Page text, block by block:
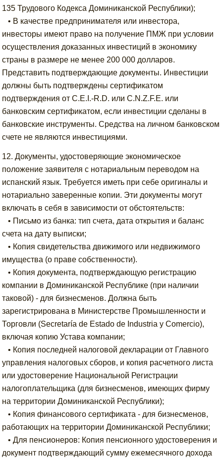
135 Трудового Кодекса Доминиканской Республики);
• В качестве предпринимателя или инвестора,
инвесторы имеют право на получение ПМЖ при условии
осуществления доказанных инвестиций в экономику
страны в размере не менее 200 000 долларов.
Представить подтверждающие документы. Инвестиции
должны быть подтверждены сертификатом
подтверждения от C.E.I.-R.D. или C.N.Z.F.E. или
банковским сертификатом, если инвестиции сделаны в
банковские инструменты. Средства на личном банковском
счете не являются инвестициями.
12. Документы, удостоверяющие экономическое
положение заявителя с нотариальным переводом на
испанский язык. Требуется иметь при себе оригиналы и
нотариально заверенные копии. Эти документы могут
включать в себя в зависимости от обстоятельств:
• Письмо из банка: тип счета, дата открытия и баланс
счета на дату выписки;
• Копия свидетельства движимого или недвижимого
имущества (о праве собственности).
• Копия документа, подтверждающую регистрацию
компании в Доминиканской Республике (при наличии
таковой) - для бизнесменов. Должна быть
зарегистрирована в Министерстве Промышленности и
Торговли (Secretaría de Estado de Industria y Comercio),
включая копию Устава компании;
• Копия последней налоговой декларации от Главного
управления налоговых сборов, и копия расчетного листа
или удостоверение Национальной Регистрации
налогоплательщика (для бизнесменов, имеющих фирму
на территории Доминиканской Республики);
• Копия финансового сертификата - для бизнесменов,
работающих на территории Доминиканской Республики;
• Для пенсионеров: Копия пенсионного удостоверения и
документ подтверждающий сумму ежемесячного дохода